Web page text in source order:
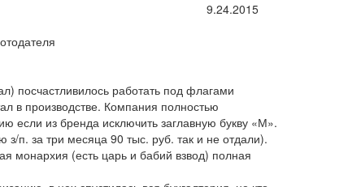
9.24.2015
посчастливилось работать под флагами
в производстве. Компания полностью
если из бренда исключить заглавную букву «М».
п. за три месяца 90 тыс. руб. так и не отдали).
монархия (есть царь и бабий взвод) полная